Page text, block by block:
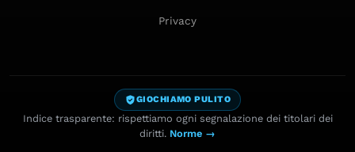
Privacy
GIOCHIAMO PULITO
Indice trasparente: rispettiamo ogni segnalazione dei titolari dei
diritti. Norme →